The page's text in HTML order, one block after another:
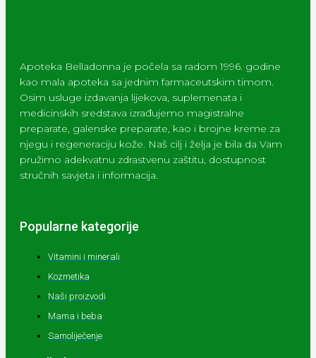
Apoteka Belladonna je počela sa radom 1996. godine
kao mala apoteka sa jednim farmaceutskim timom.
Osim usluge izdavanja lijekova, suplemenata i
medicinskih sredstava izrađujemo magistralne
preparate, galenske preparate, kao i brojne kreme za
njegu i regeneraciju kože. Naš cilj i želja je bila da Vam
pružimo adekvatnu zdrastvenu zaštitu, dostupnost
stručnih savjeta i informacija.
Popularne kategorije
Vitamini i minerali
Kozmetika
Naši proizvodi
Mama i beba
Samoliječenje